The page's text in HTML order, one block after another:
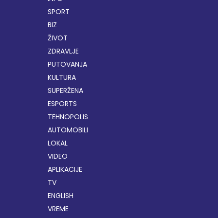
SPORT
BIZ
ŽIVOT
ZDRAVLJE
PUTOVANJA
KULTURA
SUPERŽENA
ESPORTS
TEHNOPOLIS
AUTOMOBILI
LOKAL
VIDEO
APLIKACIJE
TV
ENGLISH
VREME